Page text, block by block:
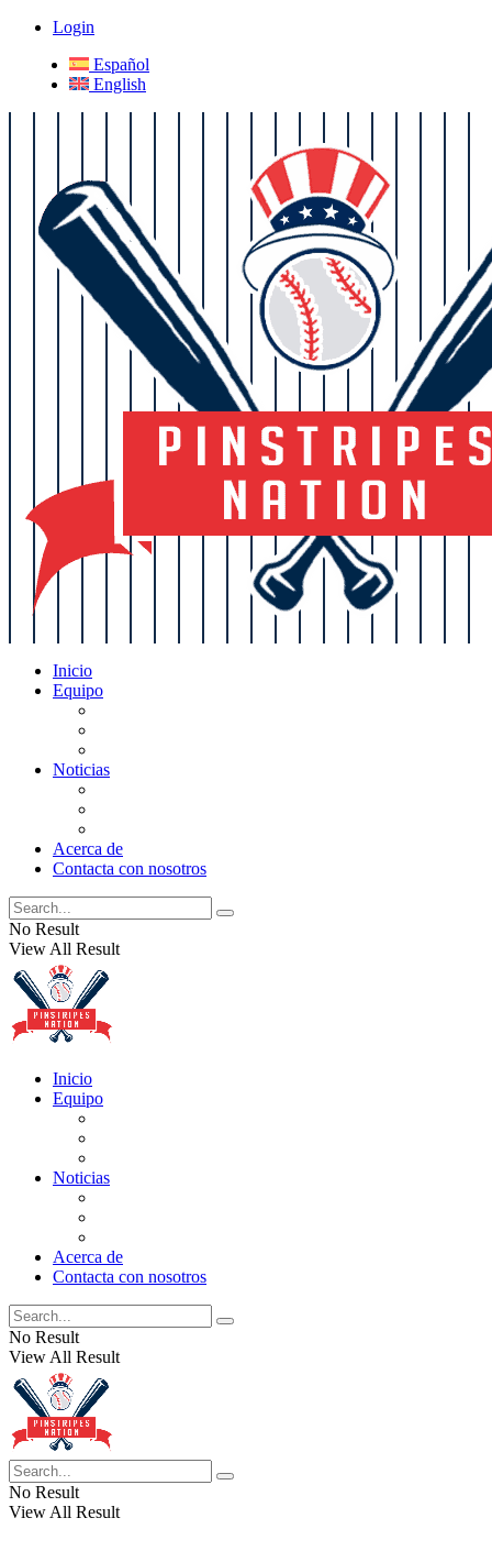
Login
Español
English
Inicio
Equipo
Noticias
Acerca de
Contacta con nosotros
No Result
View All Result
Inicio
Equipo
Noticias
Acerca de
Contacta con nosotros
No Result
View All Result
No Result
View All Result